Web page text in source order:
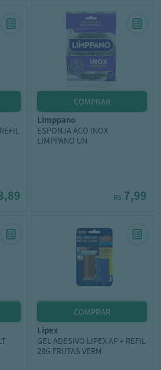
limppano
ESPONJA ACO INOX
LIMPPANO UN
R$ 7,99
lipex
GEL ADESIVO LIPEX AP + REFIL
28G FRUTAS VERM